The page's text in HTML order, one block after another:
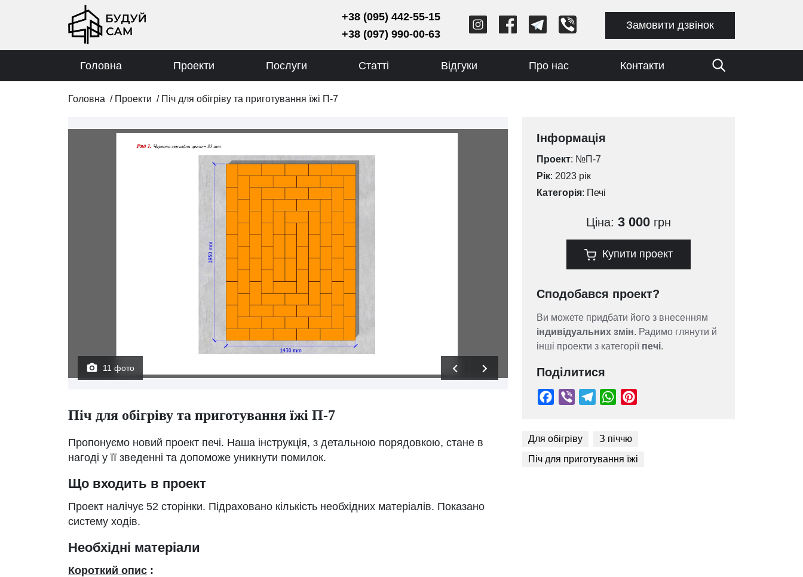
+38 (095) 442-55-15
+38 (097) 990-00-63
Замовити дзвінок
Головна Проекти Послуги Статті Відгуки Про нас Контакти
Головна / Проекти / Піч для обігріву та приготування їжі П-7
11 фото
Піч для обігріву та приготування їжі П-7
Пропонуємо новий проект печі. Наша інструкція, з детальною порядовкою, стане в
нагоді у її зведенні та допоможе уникнути помилок.
Що входить в проект
Проект налічує 52 сторінки. Підраховано кількість необхідних матеріалів. Показано
систему ходів.
Необхідні матеріали
Короткий опис :
Інформація
Проект: №П-7
Рік: 2023 рік
Категорія: Печі
Ціна: 3 000 грн
Купити проект
Сподобався проект?
Ви можете придбати його з внесенням
індивідуальних змін. Радимо глянути й
інші проекти з категорії печі.
Поділитися
Для обігріву
З піччю
Піч для приготування їжі